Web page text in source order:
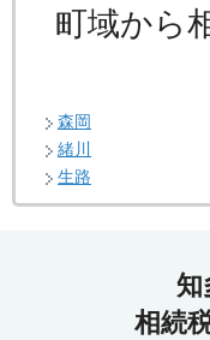
町域から
森岡
緒川
生路
知
相続